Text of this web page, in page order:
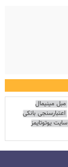
مبل مینیمال
اعتبارسنجی بانکی
سایت یوتوتایمز